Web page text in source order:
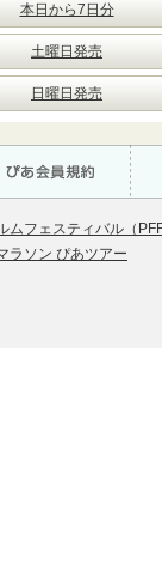
本日から7日分
土曜日発売
日曜日発売
ムフェスティバル（
ラソン ぴあツアー